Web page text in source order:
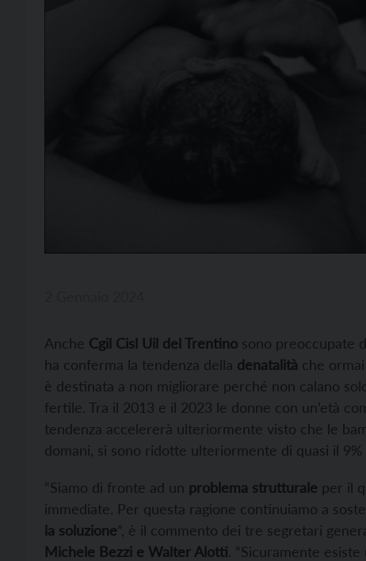
Anche Cgil Cisl Uil del Trentino sono preoccupate
ha conferma la tendenza della denatalità che
è destinata a non migliorare perché non calano
fertile. Tra il 2013 e il 2023 le donne con un’età
tendenza accelererà ulteriormente visto che le
domani, si sono ridotte ulteriormente di quasi il
“Siamo di fronte ad un problema strutturale per il
immediate. Per questa ragione continuiamo a
la soluzione”, è il commento dei tre segretari
Michele Bezzi e Walter Alotti. “Sicuramente